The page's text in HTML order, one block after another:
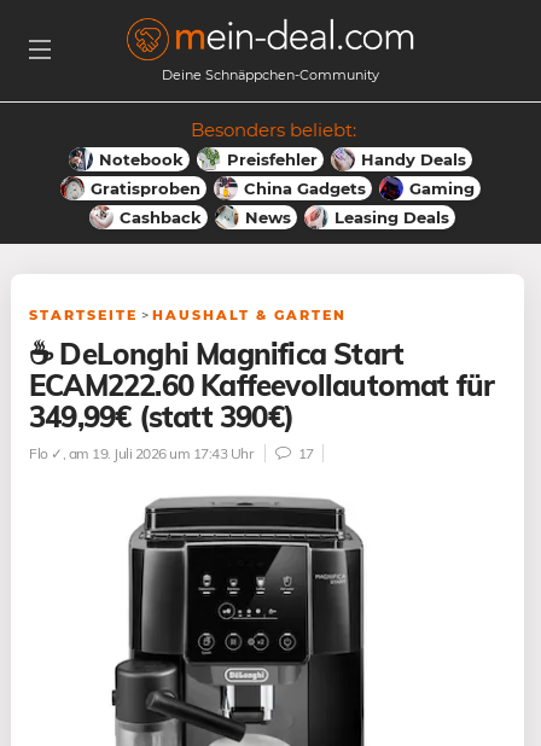
Deine Schnäppchen-Community
Besonders beliebt:
Notebook Preisfehler
Handy Deals
Gratisproben
China Gadgets
Gaming
Cashback
News Leasing Deals
STARTSEITE > HAUSHALT & GARTEN
☕ DeLonghi Magnifica Start
ECAM222.60 Kaffeevollautomat für
349,99€ (statt 390€)
Flo ✓ , am 19. Juli 2026 um 17:43 Uhr 17